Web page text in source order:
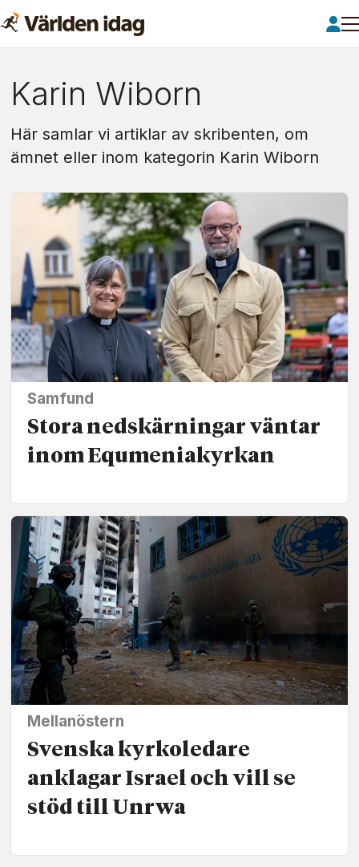
Om:
karin
wiborn
Karin Wiborn
Här samlar vi artiklar av skribenten, om
ämnet eller inom kategorin Karin Wiborn
Samfund
Stora ned­skärningar väntar
inom Equmenia­kyrkan
Mellanöstern
Svenska kyrkoledare
anklagar Israel och vill se
stöd till Unrwa